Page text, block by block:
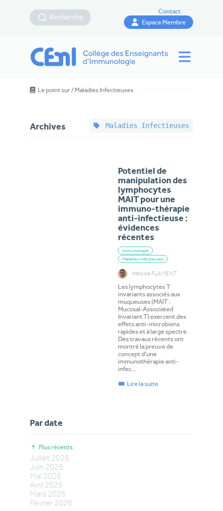
Recherche
Contact
Espace Membre
Le point sur/ Maladies Infectieuses
Archives Maladies Infectieuses
Potentiel de
manipulation des
lymphocytes
MAIT pour une
immuno-thérapie
anti-infectieuse :
évidences
récentes
Immunologie
Maladies infectieuses
Heloise FLAMENT
Les lymphocytes T
invariants associés aux
muqueuses (MAIT :
Mucosal-Associated
Invariant T) exercent des
effets anti-microbiens
rapides et à large spectre.
Des travaux récents ont
montré la preuve de
concept d’une
immunothérapie anti-
infec…
Lire la suite
Par date
Plus récents
Juillet 2026
Juin 2026
Mai 2026
Avril 2026
Mars 2026
Février 2026